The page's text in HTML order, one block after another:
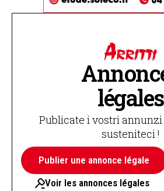
légales
Publicate i vostri
susteniteci !
Publier une annonce légale
Voir les annonces légales